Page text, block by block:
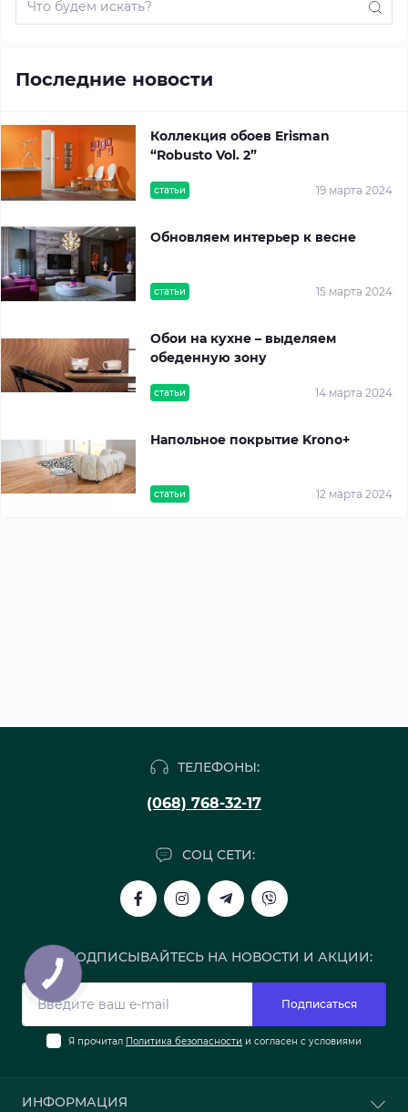
Последние новости
статьи 19 марта 2024
Коллекция обоев Erisman
“Robusto Vol. 2”
статьи 15 марта 2024
Обновляем интерьер к весне
статьи 14 марта 2024
Обои на кухне – выделяем
обеденную зону
статьи 12 марта 2024
Напольное покрытие Krono+
ТЕЛЕФОНЫ:
(068) 768-32-17
СОЦ СЕТИ:
ПОДПИСЫВАЙТЕСЬ НА НОВОСТИ И АКЦИИ:
Подписаться
Я прочитал Политика безопасности и согласен с условиями
ИНФОРМАЦИЯ